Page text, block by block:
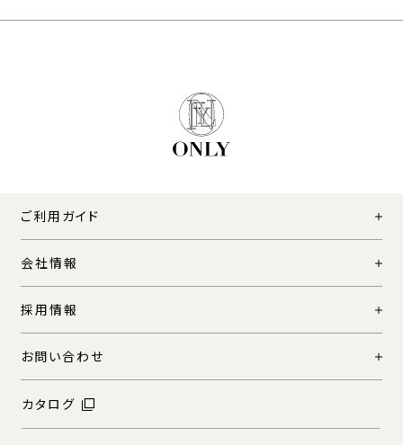
ご利用ガイド
会社情報
採用情報
お問い合わせ
カタログ